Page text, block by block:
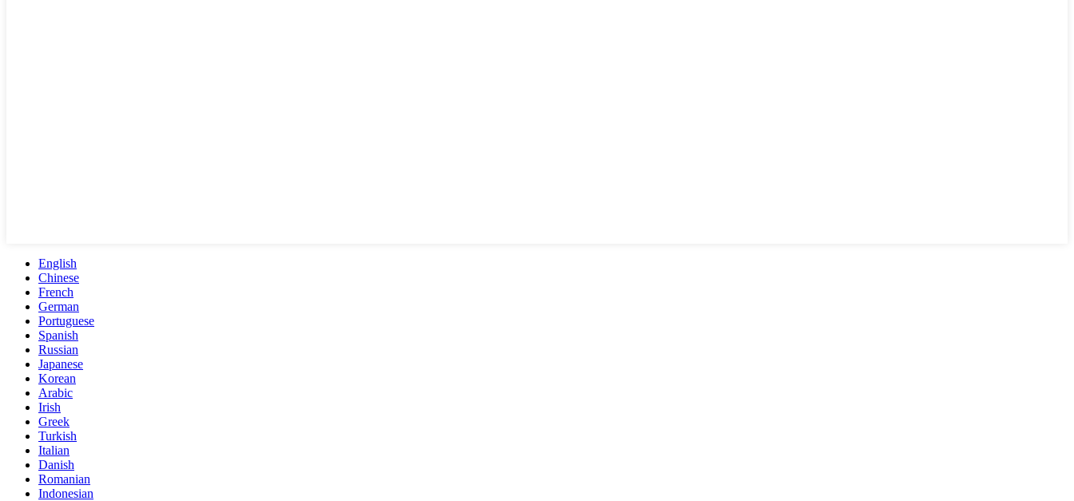
English
Chinese
French
German
Portuguese
Spanish
Russian
Japanese
Korean
Arabic
Irish
Greek
Turkish
Italian
Danish
Romanian
Indonesian